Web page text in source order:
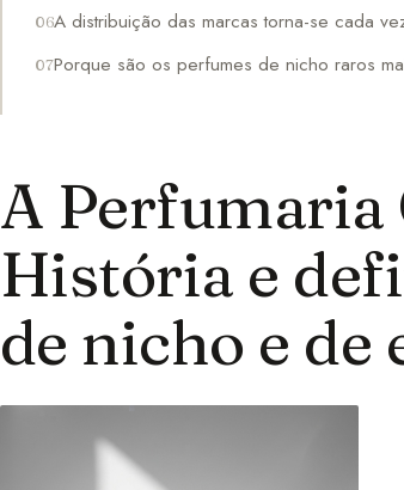
A distribuição das marcas torna-se cada
Porque são os perfumes de nicho raros
A
História e
de nicho e de